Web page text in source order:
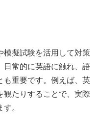
模擬試験を活用して対策
日常的に英語に触れ、語
も重要です。例えば、英
観たりすることで、実際
。